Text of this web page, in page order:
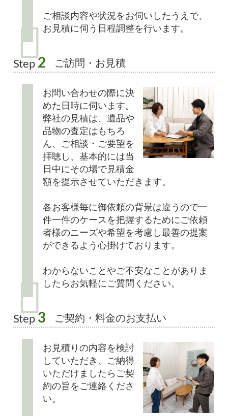
ご相談内容や状況をお伺いしたうえで、
お見積に伺う日程調整を行います。
Step 2 ご訪問・お見積
お問い合わせの際に決
めた日時に伺います。
弊社の見積は、遺品や
品物の査定はもちろ
ん、ご相談・ご要望を
拝聴し、基本的には当
日中にその場で見積金
額を提示させていただきます。
各お客様毎に御依頼の背景は違うので一
件一件のケースを把握するためにご依頼
者様のニーズや希望を考慮し最善の提案
ができるよう心掛けております。
わからないことやご不安なことがありま
したらお気軽にご質問ください。
Step 3 ご契約・料金のお支払い
お見積りの内容を検討
していただき、ご納得
いただけましたらご契
約の旨をご連絡くださ
い。